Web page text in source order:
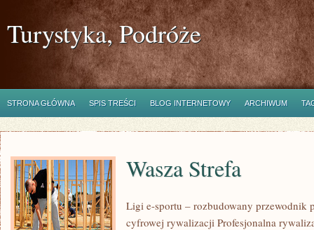
Turystyka, Podróże
STRONA GŁÓWNA SPIS TREŚCI BLOG INTERNETOWY ARCHIWUM
Wasza Strefa
Ligi e-sportu – rozbudowany przewodnik
cyfrowej rywalizacji Profesjonalna